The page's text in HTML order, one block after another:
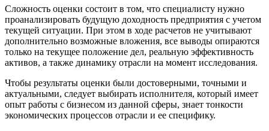
Сложность оценки состоит в том, что специалисту нужно
проанализировать будущую доходность предприятия с учетом
текущей ситуации. При этом в ходе расчетов не учитывают
дополнительно возможные вложения, все выводы опираются
только на текущее положение дел, реальную эффективность
активов, а также динамику отрасли на момент исследования.
Чтобы результаты оценки были достоверными, точными и
актуальными, следует выбирать исполнителя, который имеет
опыт работы с бизнесом из данной сферы, знает тонкости
экономических процессов отрасли и ее специфику.
Владикавказ
Владимир
Волгоград
Волгодонск
Волжск
Вологда
Волоколамск
Волосово